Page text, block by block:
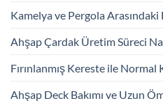
Kamelya ve Pergola
Ahşap Çardak Üretim Süreci
Fırınlanmış Kereste ile
Ahşap Deck Bakımı ve Uzun